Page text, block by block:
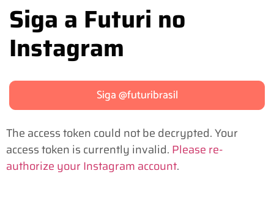
Siga a Futuri no
Instagram
Siga @futuribrasil
The access token could not be decrypted. Your
access token is currently invalid. Please re-
authorize your Instagram account.